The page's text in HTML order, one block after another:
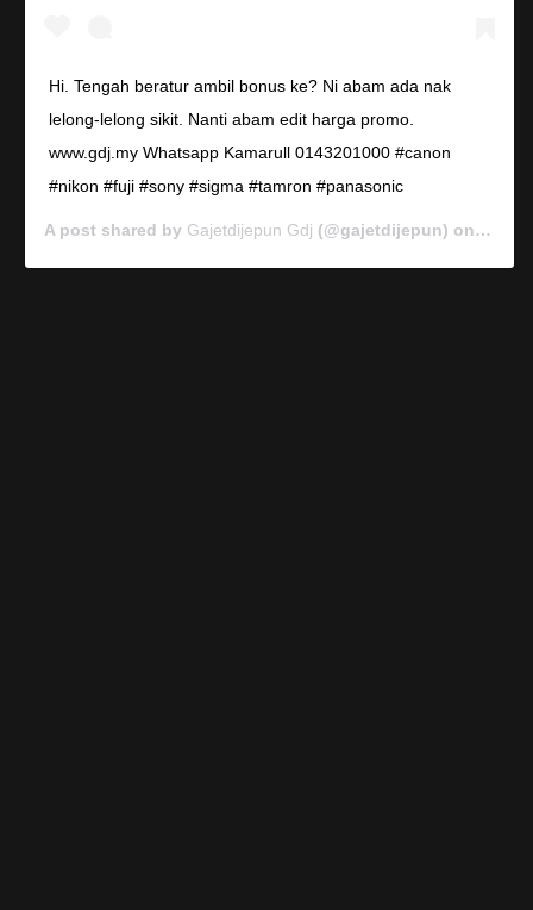
Hi. Tengah beratur ambil bonus ke? Ni abam ada nak
lelong-lelong sikit. Nanti abam edit harga promo.
www.gdj.my Whatsapp Kamarull 0143201000 #canon
#nikon #fuji #sony #sigma #tamron #panasonic
A post shared by Gajetdijepun Gdj (@gajetdijepun) on Jan 7,